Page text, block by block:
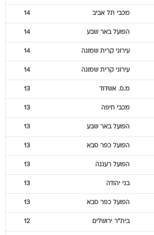
מכבי תל אביב 14
הפועל באר שבע 14
עירוני קרית שמונה 14
עירוני קרית שמונה 14
מ.ס. אשדוד 13
מכבי חיפה 13
הפועל באר שבע 13
הפועל כפר סבא 13
הפועל רעננה 13
בני יהודה 13
הפועל כפר סבא 13
בית"ר ירושלים 12